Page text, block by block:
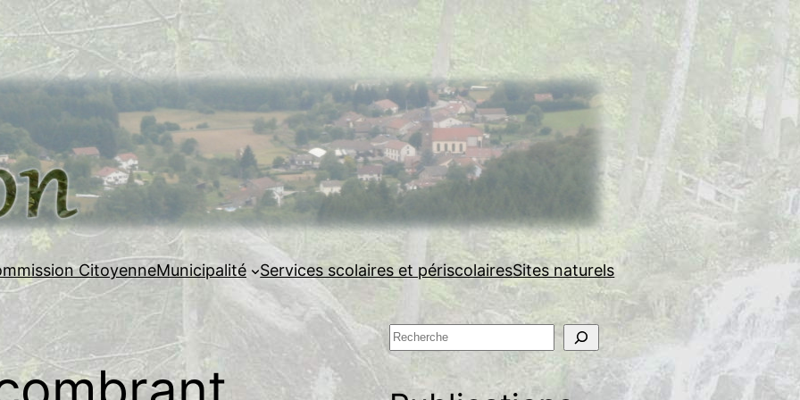
CitoyenneMunicipalité Services scolaires et périscolairesSites naturels
R
e